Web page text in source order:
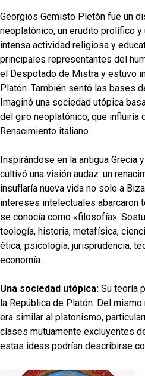
Georgios Gemisto Pletón fue un
neoplatónico, un erudito prolífico
intensa actividad religiosa y
principales representantes del
el Despotado de Mistra y estuvo
Platón. También sentó las bases
Imaginó una sociedad utópica
del giro neoplatónico, que influiría
Renacimiento italiano.
Inspirándose en la antigua Grecia
cultivó una visión audaz: un
insuflaría nueva vida no solo a
intereses intelectuales abarcaron
se conocía como «filosofía».
teología, historia, metafísica,
ética, psicología, jurisprudencia,
economía.
Una sociedad utópica: Su teoría
la República de Platón. Del
era similar al platonismo,
clases mutuamente excluyentes
estas ideas podrían describirse